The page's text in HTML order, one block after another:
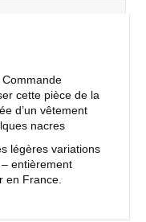
cette pièce de la
d’un vêtement
nacres
légères variations
entièrement
en France.